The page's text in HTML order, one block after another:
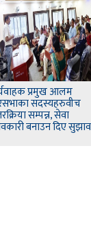
प्रमुख आलम
सदस्यहरुवीच
सम्पन्न, सेवा
बनाउन दिए सुझाव